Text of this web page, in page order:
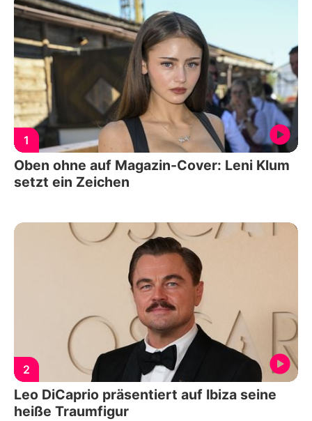
1
Oben ohne auf Magazin-Cover: Leni Klum
setzt ein Zeichen
2
Leo DiCaprio präsentiert auf Ibiza seine
heiße Traumfigur